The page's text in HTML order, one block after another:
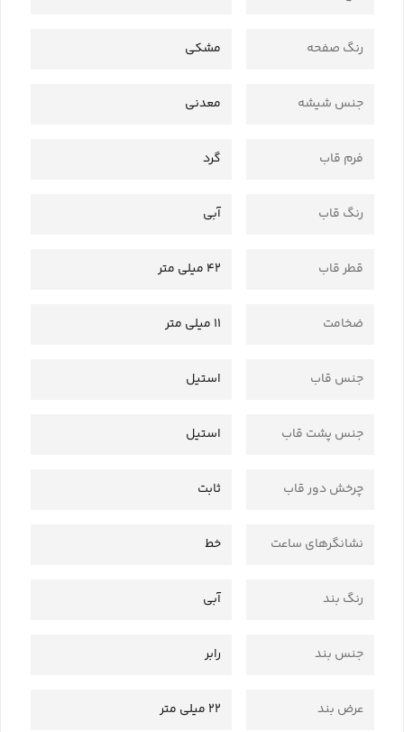
رنگ صفحه مشکی
جنس شیشه معدنی
فرم قاب گرد
رنگ قاب آبی
قطر قاب 42 میلی متر
ضخامت 11 میلی متر
جنس قاب استیل
جنس پشت قاب استیل
چرخش دور قاب ثابت
نشانگرهای ساعت خط
رنگ بند آبی
جنس بند رابر
عرض بند 22 میلی متر